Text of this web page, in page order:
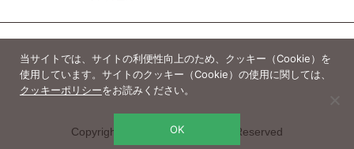
Copyright(c)nissin-ink. All Rights Reserved
当サイトでは、サイトの利便性向上のため、クッキー（Cookie）を
使用しています。サイトのクッキー（Cookie）の使用に関しては、
クッキーポリシーをお読みください。
OK